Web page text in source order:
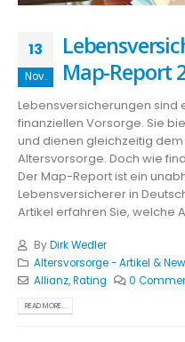
13
Nov.
Map-Report
Lebensversicherungen sind
finanziellen Vorsorge. Sie
und dienen gleichzeitig
Altersvorsorge. Doch wie
Der Map-Report ist ein
Lebensversicherer in
Artikel erfahren Sie, welche
ByDirk Wedler
Altersvorsorge - Artikel &
Allianz,Rating 0
READ MORE...